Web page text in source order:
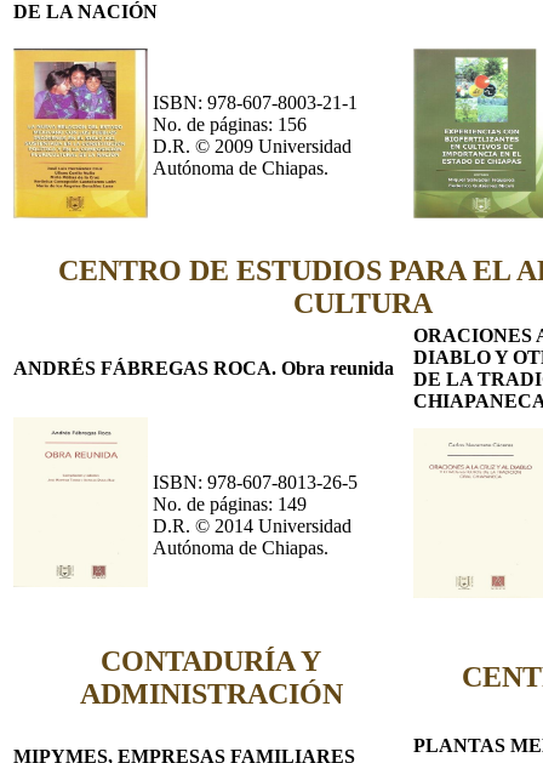
DE LA NACIÓN
ISBN: 978-607-8003-21-1
No. de páginas: 156
D.R. © 2009 Universidad
Autónoma de Chiapas.
CENTRO DE ESTUDIOS PARA EL
CULTURA
ANDRÉS FÁBREGAS ROCA. Obra reunida
ORACIONES
DIABLO Y
DE LA
ISBN: 978-607-8013-26-5
No. de páginas: 149
D.R. © 2014 Universidad
Autónoma de Chiapas.
CONTADURÍA Y
ADMINISTRACIÓN
MIPYMES, EMPRESAS FAMILIARES
PLANTAS